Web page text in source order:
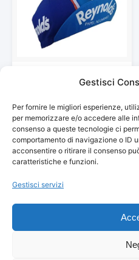
Gestisci
Per fornire le migliori esperienze,
per memorizzare e/o accedere alle
consenso a queste tecnologie ci
comportamento di navigazione o ID
acconsentire o ritirare il consenso
caratteristiche e funzioni.
Gestisci servizi
cap Vintage Fixie Reynolds…
Vedi storico
© 2026Arredamento Vintage,
Partecipante al Programma di
potrebbero variare. Verifica sempre